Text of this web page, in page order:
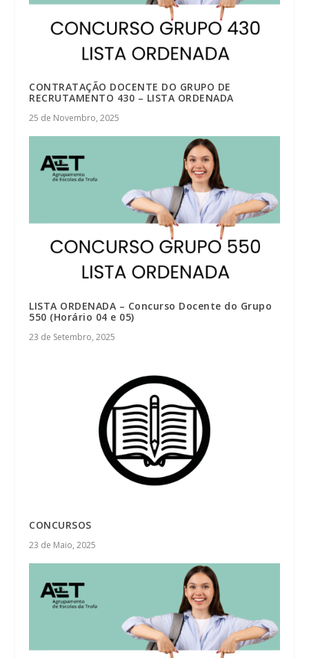
CONTRATAÇÃO DOCENTE DO GRUPO DE
RECRUTAMENTO 430 – LISTA ORDENADA
25 de Novembro, 2025
LISTA ORDENADA – Concurso Docente do Grupo
550 (Horário 04 e 05)
23 de Setembro, 2025
CONCURSOS
23 de Maio, 2025